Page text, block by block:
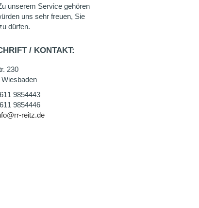
unserem Service gehören
uns sehr freuen, Sie
dürfen.
/ KONTAKT:
230
9854443
9854446
reitz.de